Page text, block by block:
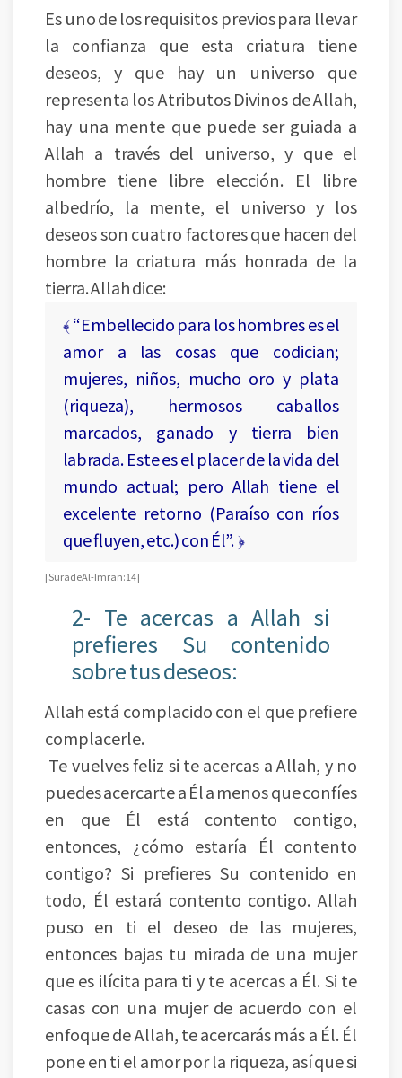
Es uno de los requisitos previos para llevar
la confianza que esta criatura tiene
deseos, y que hay un universo que
representa los Atributos Divinos de Allah,
hay una mente que puede ser guiada a
Allah a través del universo, y que el
hombre tiene libre elección. El libre
albedrío, la mente, el universo y los
deseos son cuatro factores que hacen del
hombre la criatura más honrada de la
tierra. Allah dice:
﴾ “Embellecido para los hombres es el
amor a las cosas que codician;
mujeres, niños, mucho oro y plata
(riqueza), hermosos caballos
marcados, ganado y tierra bien
labrada. Este es el placer de la vida del
mundo actual; pero Allah tiene el
excelente retorno (Paraíso con ríos
que fluyen, etc.) con Él”. ﴿
[ Sura de Al-Imran: 14 ]
2- Te acercas a Allah si
prefieres Su contenido
sobre tus deseos:
Allah está complacido con el que prefiere
complacerle.
Te vuelves feliz si te acercas a Allah, y no
puedes acercarte a Él a menos que confíes
en que Él está contento contigo,
entonces, ¿cómo estaría Él contento
contigo? Si prefieres Su contenido en
todo, Él estará contento contigo. Allah
puso en ti el deseo de las mujeres,
entonces bajas tu mirada de una mujer
que es ilícita para ti y te acercas a Él. Si te
casas con una mujer de acuerdo con el
enfoque de Allah, te acercarás más a Él. Él
pone en ti el amor por la riqueza, así que si